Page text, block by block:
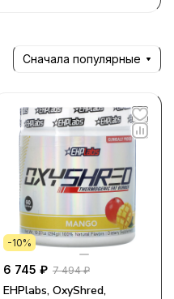
Сначала популярные
-10%
6 745 ₽ 7 494 ₽
EHPlabs, OxyShred,